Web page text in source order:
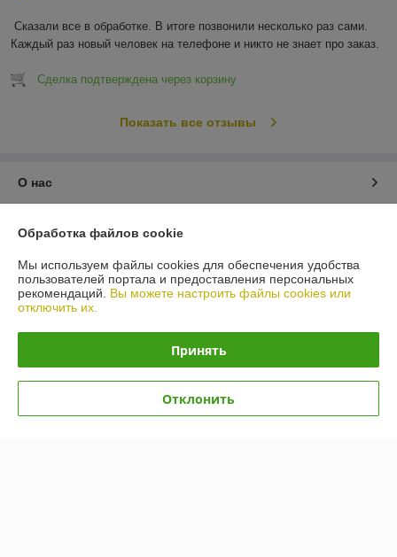
Сказали все в обработке. В итоге позвонили несколько раз сами.
Каждый раз новый человек на телефоне и никто не знает про заказ.
Сделка подтверждена через корзину
Показать все отзывы
О нас
Доставка и оплата
График работы
Обработка файлов cookie
Мы используем файлы cookies для обеспечения удобства
пользователей портала и предоставления персональных
рекомендаций. Вы можете настроить файлы cookies или
отключить их.
Принять
Отклонить